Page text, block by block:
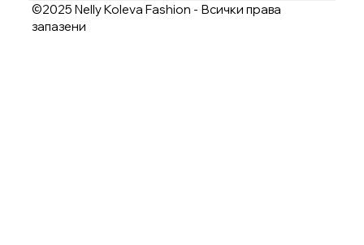
©2025 Nelly Koleva Fashion - Всички права
запазени